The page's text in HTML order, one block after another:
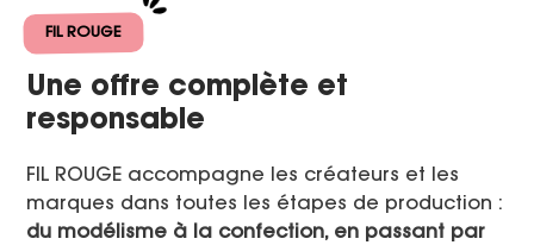
FIL ROUGE
Une offre complète et
responsable
FIL ROUGE accompagne les créateurs et les
marques dans toutes les étapes de production :
du modélisme à la confection, en passant par